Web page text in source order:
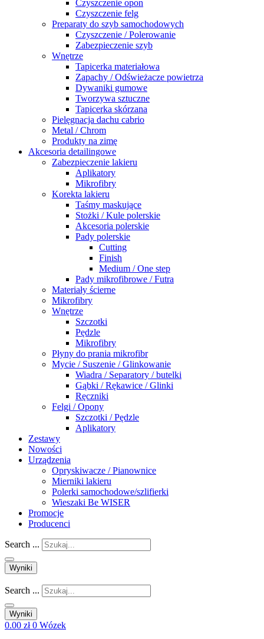
Czyszczenie opon
Czyszczenie felg
Preparaty do szyb samochodowych
Czyszczenie / Polerowanie
Zabezpieczenie szyb
Wnętrze
Tapicerka materiałowa
Zapachy / Odświeżacze powietrza
Dywaniki gumowe
Tworzywa sztuczne
Tapicerka skórzana
Pielęgnacja dachu cabrio
Metal / Chrom
Produkty na zimę
Akcesoria detailingowe
Zabezpieczenie lakieru
Aplikatory
Mikrofibry
Korekta lakieru
Taśmy maskujące
Stożki / Kule polerskie
Akcesoria polerskie
Pady polerskie
Cutting
Finish
Medium / One step
Pady mikrofibrowe / Futra
Materiały ścierne
Mikrofibry
Wnętrze
Szczotki
Pędzle
Mikrofibry
Płyny do prania mikrofibr
Mycie / Suszenie / Glinkowanie
Wiadra / Separatory / butelki
Gąbki / Rękawice / Glinki
Ręczniki
Felgi / Opony
Szczotki / Pędzle
Aplikatory
Zestawy
Nowości
Urządzenia
Opryskiwacze / Pianownice
Mierniki lakieru
Polerki samochodowe/szlifierki
Wieszaki Be WISER
Promocje
Producenci
Search ...
Wyniki
Search ...
Wyniki
0.00 zł 0 Wózek